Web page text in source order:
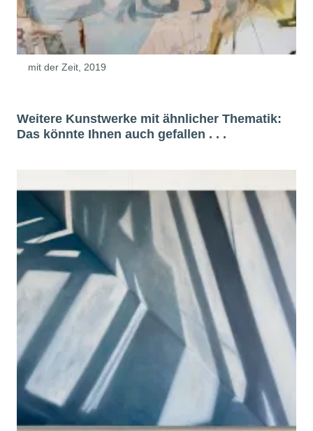
mit der Zeit, 2019
Weitere Kunstwerke mit ähnlicher Thematik:
Das könnte Ihnen auch gefallen . . .